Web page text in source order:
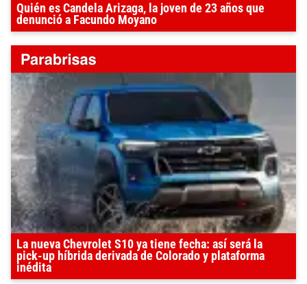
Quién es Candela Arizaga, la joven de 23 años que
denunció a Facundo Moyano
La nueva Chevrolet S10 ya tiene fecha: así será la
pick-up híbrida derivada de Colorado y plataforma
inédita